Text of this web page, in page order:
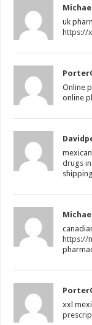
uk
https://
Online
online
drugs
https://
xxl